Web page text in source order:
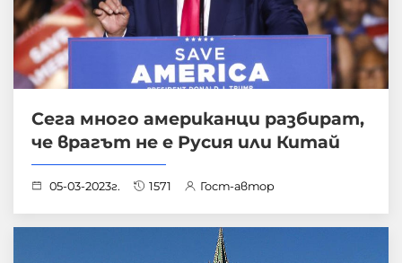
Сега много американци разбират,
че врагът не е Русия или Китай
05-03-2023г. 1571 Гост-автор